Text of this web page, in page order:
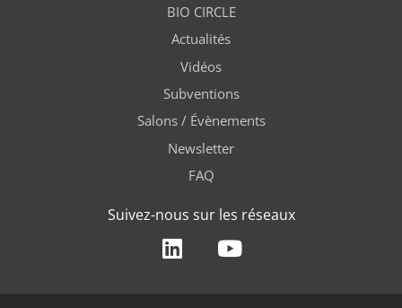
BIO CIRCLE
Actualités
Vidéos
Subventions
Salons / Évènements
Newsletter
FAQ
Suivez-nous sur les réseaux